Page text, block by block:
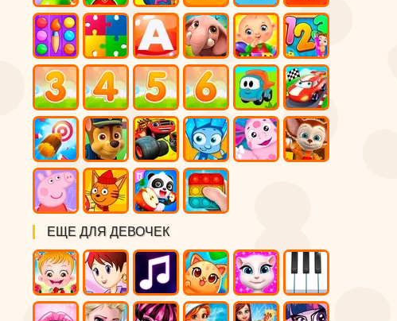
ЕЩЕ ДЛЯ ДЕВОЧЕК